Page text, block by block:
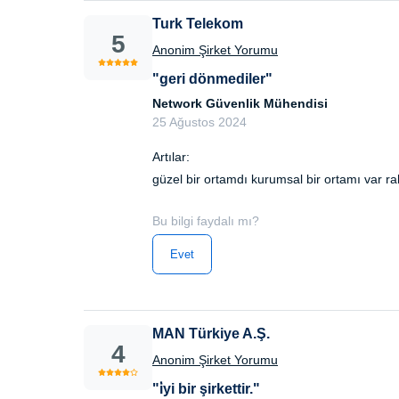
5
Turk Telekom
Anonim Şirket Yorumu
"geri dönmediler"
Network Güvenlik Mühendisi
25 Ağustos 2024
Artılar:
güzel bir ortamdı kurumsal bir ortamı var
Bu bilgi faydalı mı?
Evet
4
MAN Türkiye A.Ş.
Anonim Şirket Yorumu
"i̇yi bir şirkettir."